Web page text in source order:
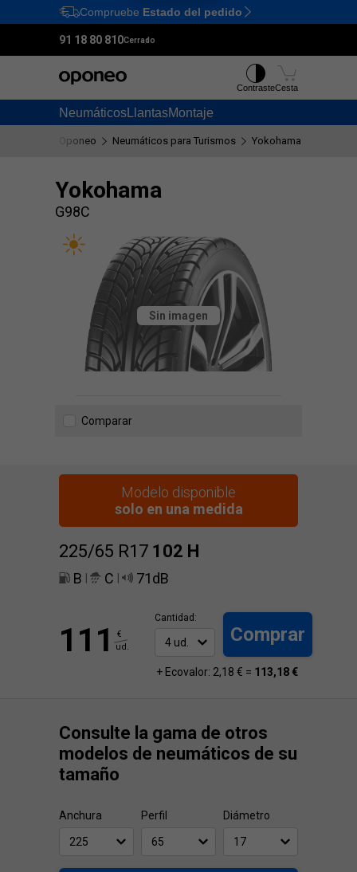
Ctrl M
Compruebe Estado del pedido
91 18 80 810Cerrado
Neumáticos LlantasMontaje
ContrasteCesta
Oponeo Neumáticos para Turismos Yokohama
Yokohama
G98C
Sin imagen
Comparar
Modelo disponible
solo en una medida
225/65 R17 102 H
B C 71dB
111
€
ud.
Cantidad:
Comprar
+ Ecovalor: 2,18 € = 113,18 €
Consulte la gama de otros
modelos de neumáticos de su
tamaño
Anchura Perfil Diámetro